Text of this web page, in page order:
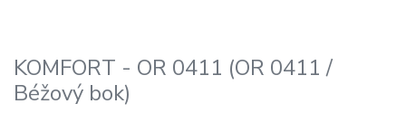
KOMFORT - OR 0411 (OR 0411 /
Béžový bok)